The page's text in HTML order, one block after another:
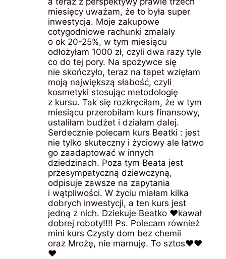
miesięcy uważam, że to była super
inwestycja. Moje zakupowe
cotygodniowe rachunki zmalaly
o ok 20-25%, w tym miesiącu
odłożyłam 1000 zł, czyli dwa razy tyle
co do tej pory. Na spożywce się
nie skończyło, teraz na tapet wzięłam
moją największą słabość, czyli
kosmetyki stosując metodologię
z kursu. Tak się rozkręciłam, że w tym
miesiącu przerobiłam kurs finansowy,
ustaliłam budżet i działam dalej.
Serdecznie polecam kurs Beatki : jest
nie tylko skuteczny i życiowy ale łatwo
go zaadaptować w innych
dziedzinach. Poza tym Beata jest
przesympatyczną dziewczyną,
odpisuje zawsze na zapytania
i wątpliwości. W życiu miałam kilka
dobrych inwestycji, a ten kurs jest
jedną z nich. Dziekuje Beatko ❤️kawał
dobrej roboty!!!! Ps. Polecam również
mini kurs Czysty dom bez chemii
oraz Mrożę, nie marnuję. To sztos❤️❤️
❤️